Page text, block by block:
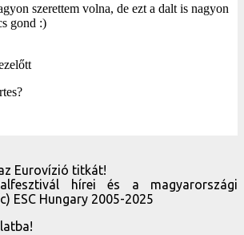
Eurovízió titkát!
hírei és a magyarországi
ESC Hungary 2005-2025